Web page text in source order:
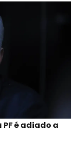
é adiado a